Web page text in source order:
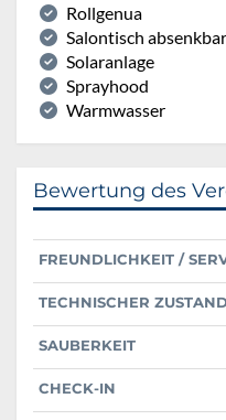
Rollgenua
Salontisch absenkbar
Solaranlage
Sprayhood
Warmwasser
Bewertung des
FREUNDLICHKEIT /
TECHNISCHER
SAUBERKEIT
CHECK-IN